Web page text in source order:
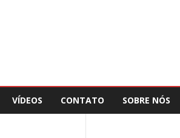
VÍDEOS CONTATO SOBRE NÓS